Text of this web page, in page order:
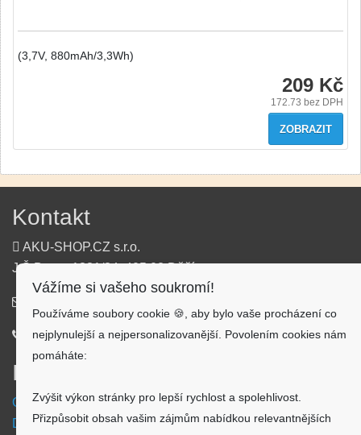
(3,7V, 880mAh/3,3Wh)
209 Kč
172.73 bez DPH
ZOBRAZIT
Kontakt
AKU-SHOP.CZ s.r.o.
J.Š.Baara 1331/34, 405 02 Děčín
720 500 500
Informace
Obchodní podmínky
Doprava a platba
Vážíme si vašeho soukromí!
Používáme soubory cookie 🍪, aby bylo vaše procházení co
nejplynulejší a nejpersonalizovanější. Povolením cookies nám
pomáháte:
Zvýšit výkon stránky pro lepší rychlost a spolehlivost.
Přizpůsobit obsah vašim zájmům nabídkou relevantnějších